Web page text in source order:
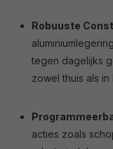
Robuuste
tegen dagelijks
zowel thuis als in
acties zoals